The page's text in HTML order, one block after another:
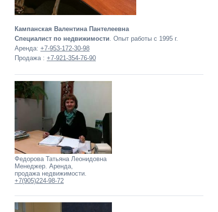
Кампанская Валентина Пантелеевна
Специалист по недвижимости . Опыт работы с 1995 г.
Аренда: +7-953-172-30-98
Продажа : +7-921-354-76-90
Федорова Татьяна Леонидовна
Менеджер. Аренда,
продажа недвижимости.
+7(905)224-98-72